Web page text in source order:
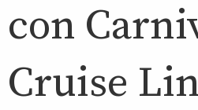
con
Cruise